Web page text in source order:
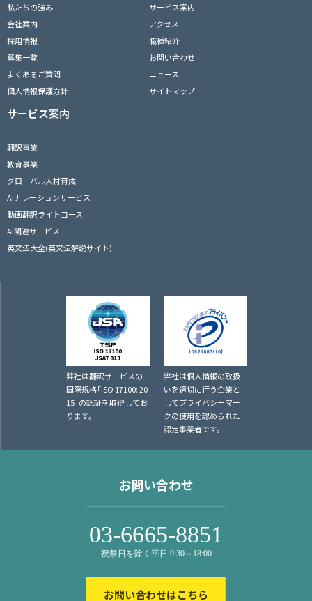
私たちの強み
サービス案内
会社案内
アクセス
採用情報
職種紹介
募集一覧
お問い合わせ
よくあるご質問
ニュース
個人情報保護方針
サイトマップ
サービス案内
翻訳事業
教育事業
グローバル人材育成
AIナレーションサービス
動画翻訳ライトコース
AI関連サービス
英文法大全(英文法解説サイト)
弊社は翻訳サービスの
国際規格｢ISO 17100: 20
15｣の認証を取得してお
ります。
弊社は個人情報の取扱
いを適切に行う企業と
してプライバシーマー
クの使用を認められた
認定事業者です。
お問い合わせ
03-6665-8851
祝祭日を除く平日 9:30～18:00
お問い合わせはこちら